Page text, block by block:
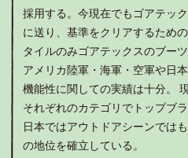
採用する。今現在でもゴアテッ
に送り、基準をクリアするため
タイルのみゴアテックスのブー
アメリカ陸軍・海軍・空軍や日
機能性に関しての実績は十分。
それぞれのカテゴリでトップブ
日本ではアウトドアシーンでは
の地位を確立している。